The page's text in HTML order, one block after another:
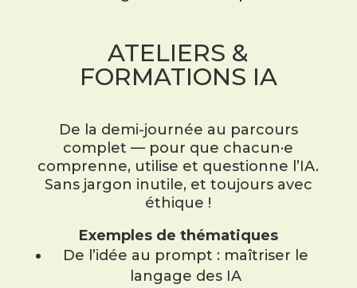
ATELIERS &
FORMATIONS IA
De la demi-journée au parcours
complet — pour que chacun·e
comprenne, utilise et questionne l’IA.
Sans jargon inutile, et toujours avec
éthique !
Exemples de thématiques
De l’idée au prompt : maîtriser le
langage des IA